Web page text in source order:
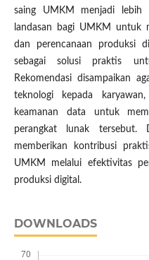
saing UMKM menjadi lebih
landasan bagi UMKM untuk
dan perencanaan produksi
sebagai solusi praktis
Rekomendasi disampaikan
teknologi kepada
keamanan data untuk
perangkat lunak tersebut.
memberikan kontribusi
UMKM melalui efektivitas
produksi digital.
DOWNLOADS